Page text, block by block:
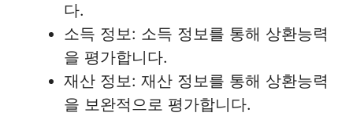
다.
소득 정보: 소득 정보를 통해 상환능력
을 평가합니다.
재산 정보: 재산 정보를 통해 상환능력
을 보완적으로 평가합니다.